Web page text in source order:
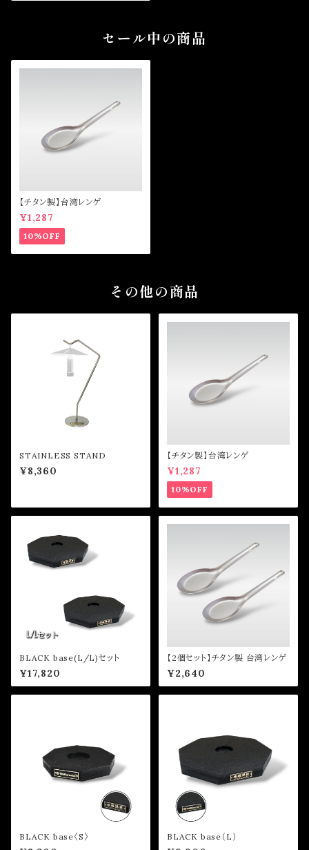
セール中の商品
【チタン製】台湾レンゲ
¥1,287
10%OFF
その他の商品
STAINLESS STAND
¥8,360
【チタン製】台湾レンゲ
¥1,287
10%OFF
BLACK base(L/L)セット
¥17,820
【2個セット】チタン製 台湾レンゲ
¥2,640
BLACK base〈S〉 BLACK base（L）